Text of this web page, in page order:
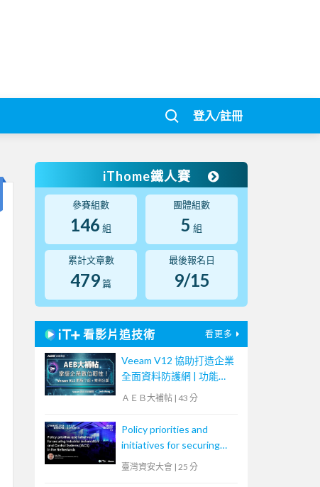
登入/註冊
iThome鐵人賽
參賽組數
146 組
團體組數
5 組
累計文章數
479 篇
最後報名日
9/15
看影片追技術 看更多
Veeam V12 協助打造企業
全面資料防護網 | 功能更
新 + 案例分享【宏碁資訊
ＡＥＢ大補帖 | 43 分
Policy priorities and
initiatives for securing
Industrial Automation
臺灣資安大會 | 25 分